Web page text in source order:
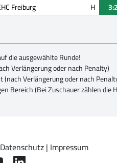
Freiburg H
die ausgewählte Runde!
Verlängerung oder nach Penalty)
(nach Verlängerung oder nach
Bereich (Bei Zuschauer zählen die
Datenschutz| Impressum